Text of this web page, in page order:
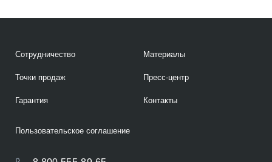
Сотрудничество
Точки продаж
Гарантия
Материалы
Пресс-центр
Контакты
Пользовательское соглашение